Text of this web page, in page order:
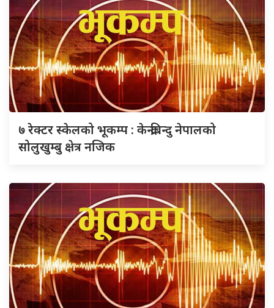
७ रेक्टर स्केलको भूकम्प : केन्द्रबिन्दु नेपालको
सोलुखुम्बु क्षेत्र नजिक